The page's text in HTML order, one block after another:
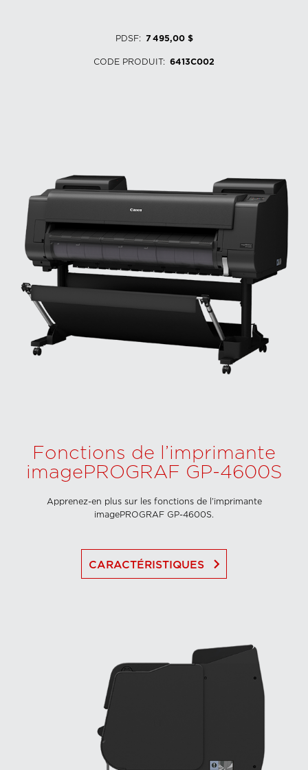
PDSF: 7 495,00 $
CODE PRODUIT: 6413C002
Fonctions de l’imprimante
imagePROGRAF GP-4600S
Apprenez-en plus sur les fonctions de l’imprimante
imagePROGRAF GP-4600S.
CARACTÉRISTIQUES keyboard_arrow_right